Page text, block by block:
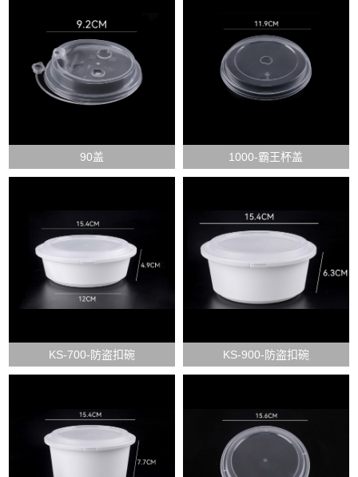
90盖 1000-霸王杯盖
KS-700-防盗扣碗 KS-900-防盗扣碗